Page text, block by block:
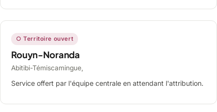
○ Territoire ouvert
Rouyn-Noranda
Abitibi-Témiscamingue,
Service offert par l'équipe centrale en attendant l'attribution.